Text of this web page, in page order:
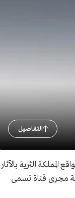
التفاصيل
المملكة الثرية
مجرى قناة تسمى